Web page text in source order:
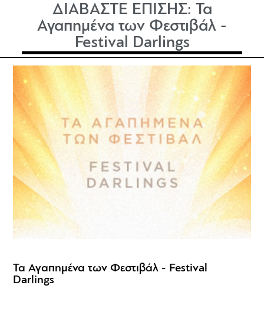
ΔΙΑΒΑΣΤΕ ΕΠΙΣΗΣ: Τα
Αγαπημένα των Φεστιβάλ -
Festival Darlings
Τα Αγαπημένα των Φεστιβάλ - Festival
Darlings